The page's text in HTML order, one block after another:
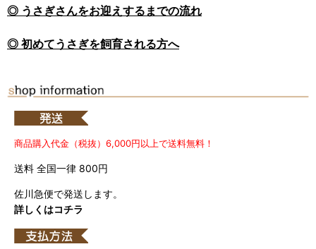
◎ うさぎさんをお迎えするまでの流れ
◎ 初めてうさぎを飼育される方へ
商品購入代金（税抜）6,000円以上で送料無料！
送料 全国一律 800円
佐川急便で発送します。
詳しくはコチラ